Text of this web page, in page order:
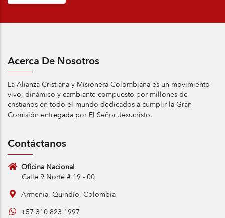
Acerca De Nosotros
La Alianza Cristiana y Misionera Colombiana es un movimiento
vivo, dinámico y cambiante compuesto por millones de
cristianos en todo el mundo dedicados a cumplir la Gran
Comisión entregada por El Señor Jesucristo.
Contáctanos
Oficina Nacional
Calle 9 Norte # 19 - 00
Armenia, Quindío, Colombia
+57 310 823 1997